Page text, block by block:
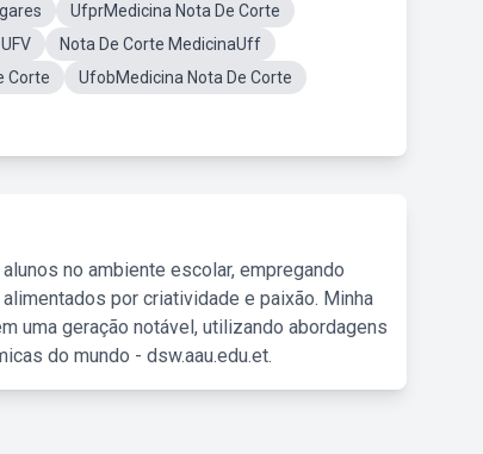
UfprMedicina Nota De Corte
Nota De Corte MedicinaUff
Corte
UfobMedicina Nota De Corte
no ambiente escolar, empregando
por criatividade e paixão. Minha
uma geração notável, utilizando abordagens
do mundo - dsw.aau.edu.et.